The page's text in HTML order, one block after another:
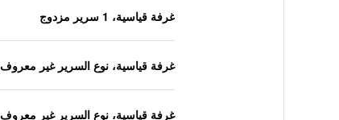
غرفة قياسية، 1 سرير مزدوج
غرفة قياسية، نوع السرير غير معروف
غرفة قياسية، نوع السرير غير معروف